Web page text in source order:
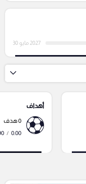
2027 مايو 30
أهداف
0 هدف
0.00
/
90